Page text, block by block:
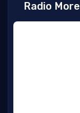
Radio More